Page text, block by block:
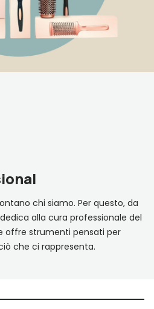
chi siamo. Per questo, da
alla cura professionale del
offre strumenti pensati per
che ci rappresenta.